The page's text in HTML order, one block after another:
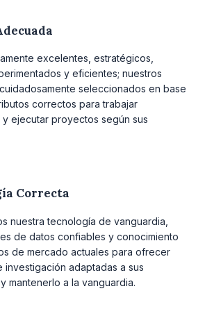
excelentes, estratégicos,
y eficientes; nuestros
seleccionados en base
correctos para trabajar
ejecutar proyectos según sus
Correcta
nuestra tecnología de vanguardia,
de datos confiables y conocimiento
de mercado actuales para ofrecer
investigación adaptadas a sus
mantenerlo a la vanguardia.